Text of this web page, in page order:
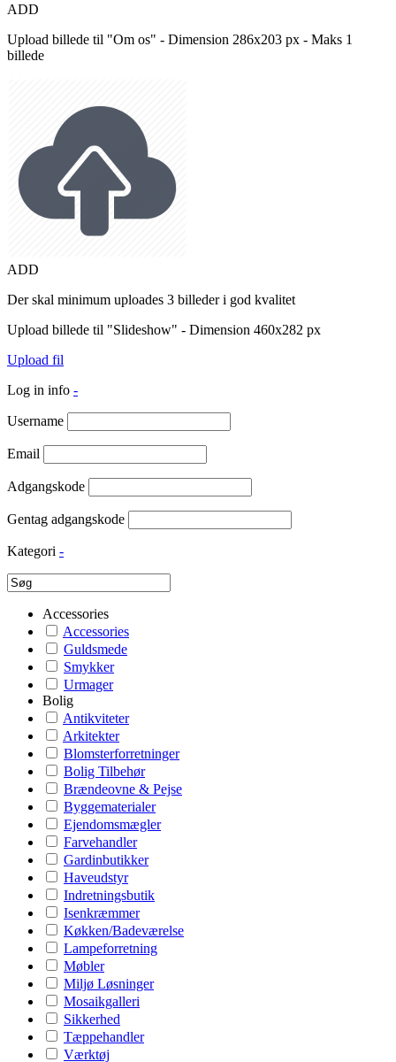
ADD
Upload billede til "Om os" - Dimension 286x203 px - Maks 1
billede
ADD
Der skal minimum uploades 3 billeder i god kvalitet
Upload billede til "Slideshow" - Dimension 460x282 px
Upload fil
Log in info -
Username
Email
Adgangskode
Gentag adgangskode
Kategori -
Accessories
Accessories
Guldsmede
Smykker
Urmager
Bolig
Antikviteter
Arkitekter
Blomsterforretninger
Bolig Tilbehør
Brændeovne & Pejse
Byggematerialer
Ejendomsmægler
Farvehandler
Gardinbutikker
Haveudstyr
Indretningsbutik
Isenkræmmer
Køkken/Badeværelse
Lampeforretning
Møbler
Miljø Løsninger
Mosaikgalleri
Sikkerhed
Tæppehandler
Værktøj